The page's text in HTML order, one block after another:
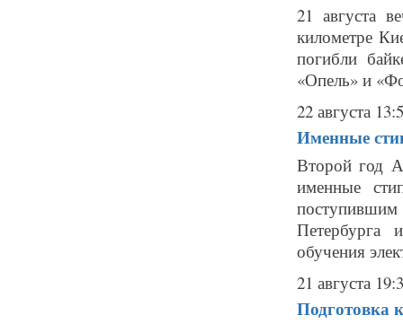
21 августа
километре
погибли
«Опель» и
22 августа
Именные
Второй год
именные
Петербурга
обучения
21 августа
Подготовка